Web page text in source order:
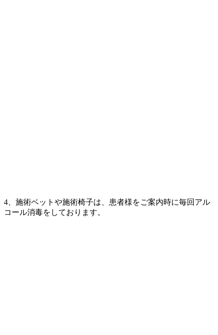
4、施術ベットや施術椅子は、患者様をご案内時に毎回アル
コール消毒をしております。